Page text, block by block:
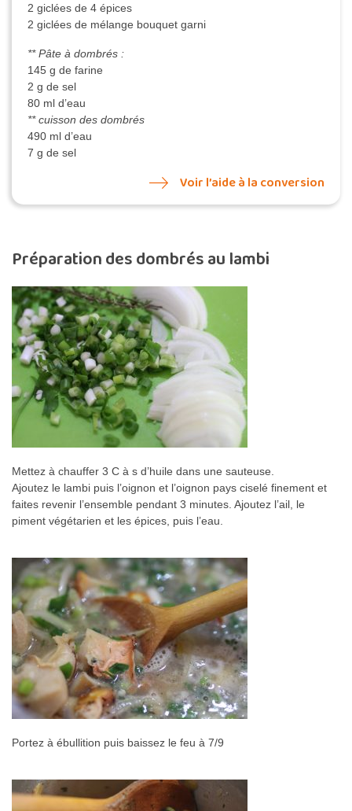
2 giclées de 4 épices
2 giclées de mélange bouquet garni
** Pâte à dombrés :
145 g de farine
2 g de sel
80 ml d’eau
** cuisson des dombrés
490 ml d’eau
7 g de sel
Voir l’aide à la conversion
Préparation des dombrés au lambi
Mettez à chauffer 3 C à s d’huile dans une sauteuse.
Ajoutez le lambi puis l’oignon et l’oignon pays ciselé finement et
faites revenir l’ensemble pendant 3 minutes. Ajoutez l’ail, le
piment végétarien et les épices, puis l’eau.
Portez à ébullition puis baissez le feu à 7/9